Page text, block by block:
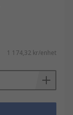
1 174,32 kr/enhet